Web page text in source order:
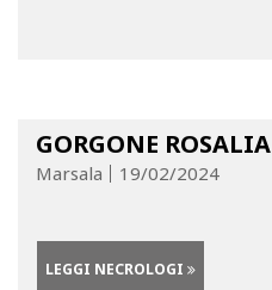
GORGONE ROSALIA
Marsala 19/02/2024
LEGGI NECROLOGI